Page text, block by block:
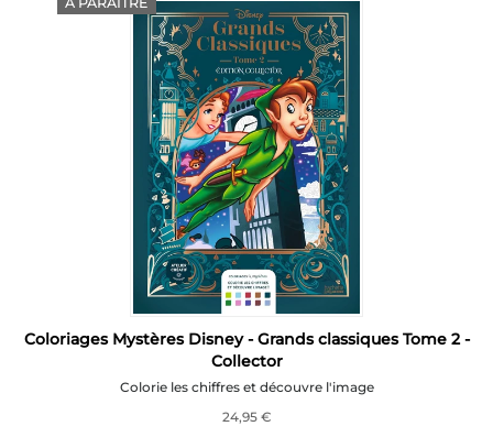
Coloriages Mystères Disney - Grands classiques Tome 2 -
Collector
Colorie les chiffres et découvre l'image
24,95 €